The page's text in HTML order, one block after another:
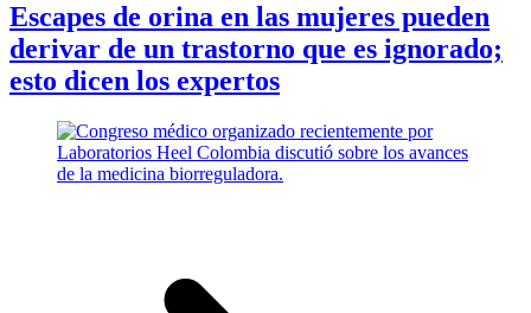
Escapes de orina en las mujeres pueden
derivar de un trastorno que es ignorado;
esto dicen los expertos